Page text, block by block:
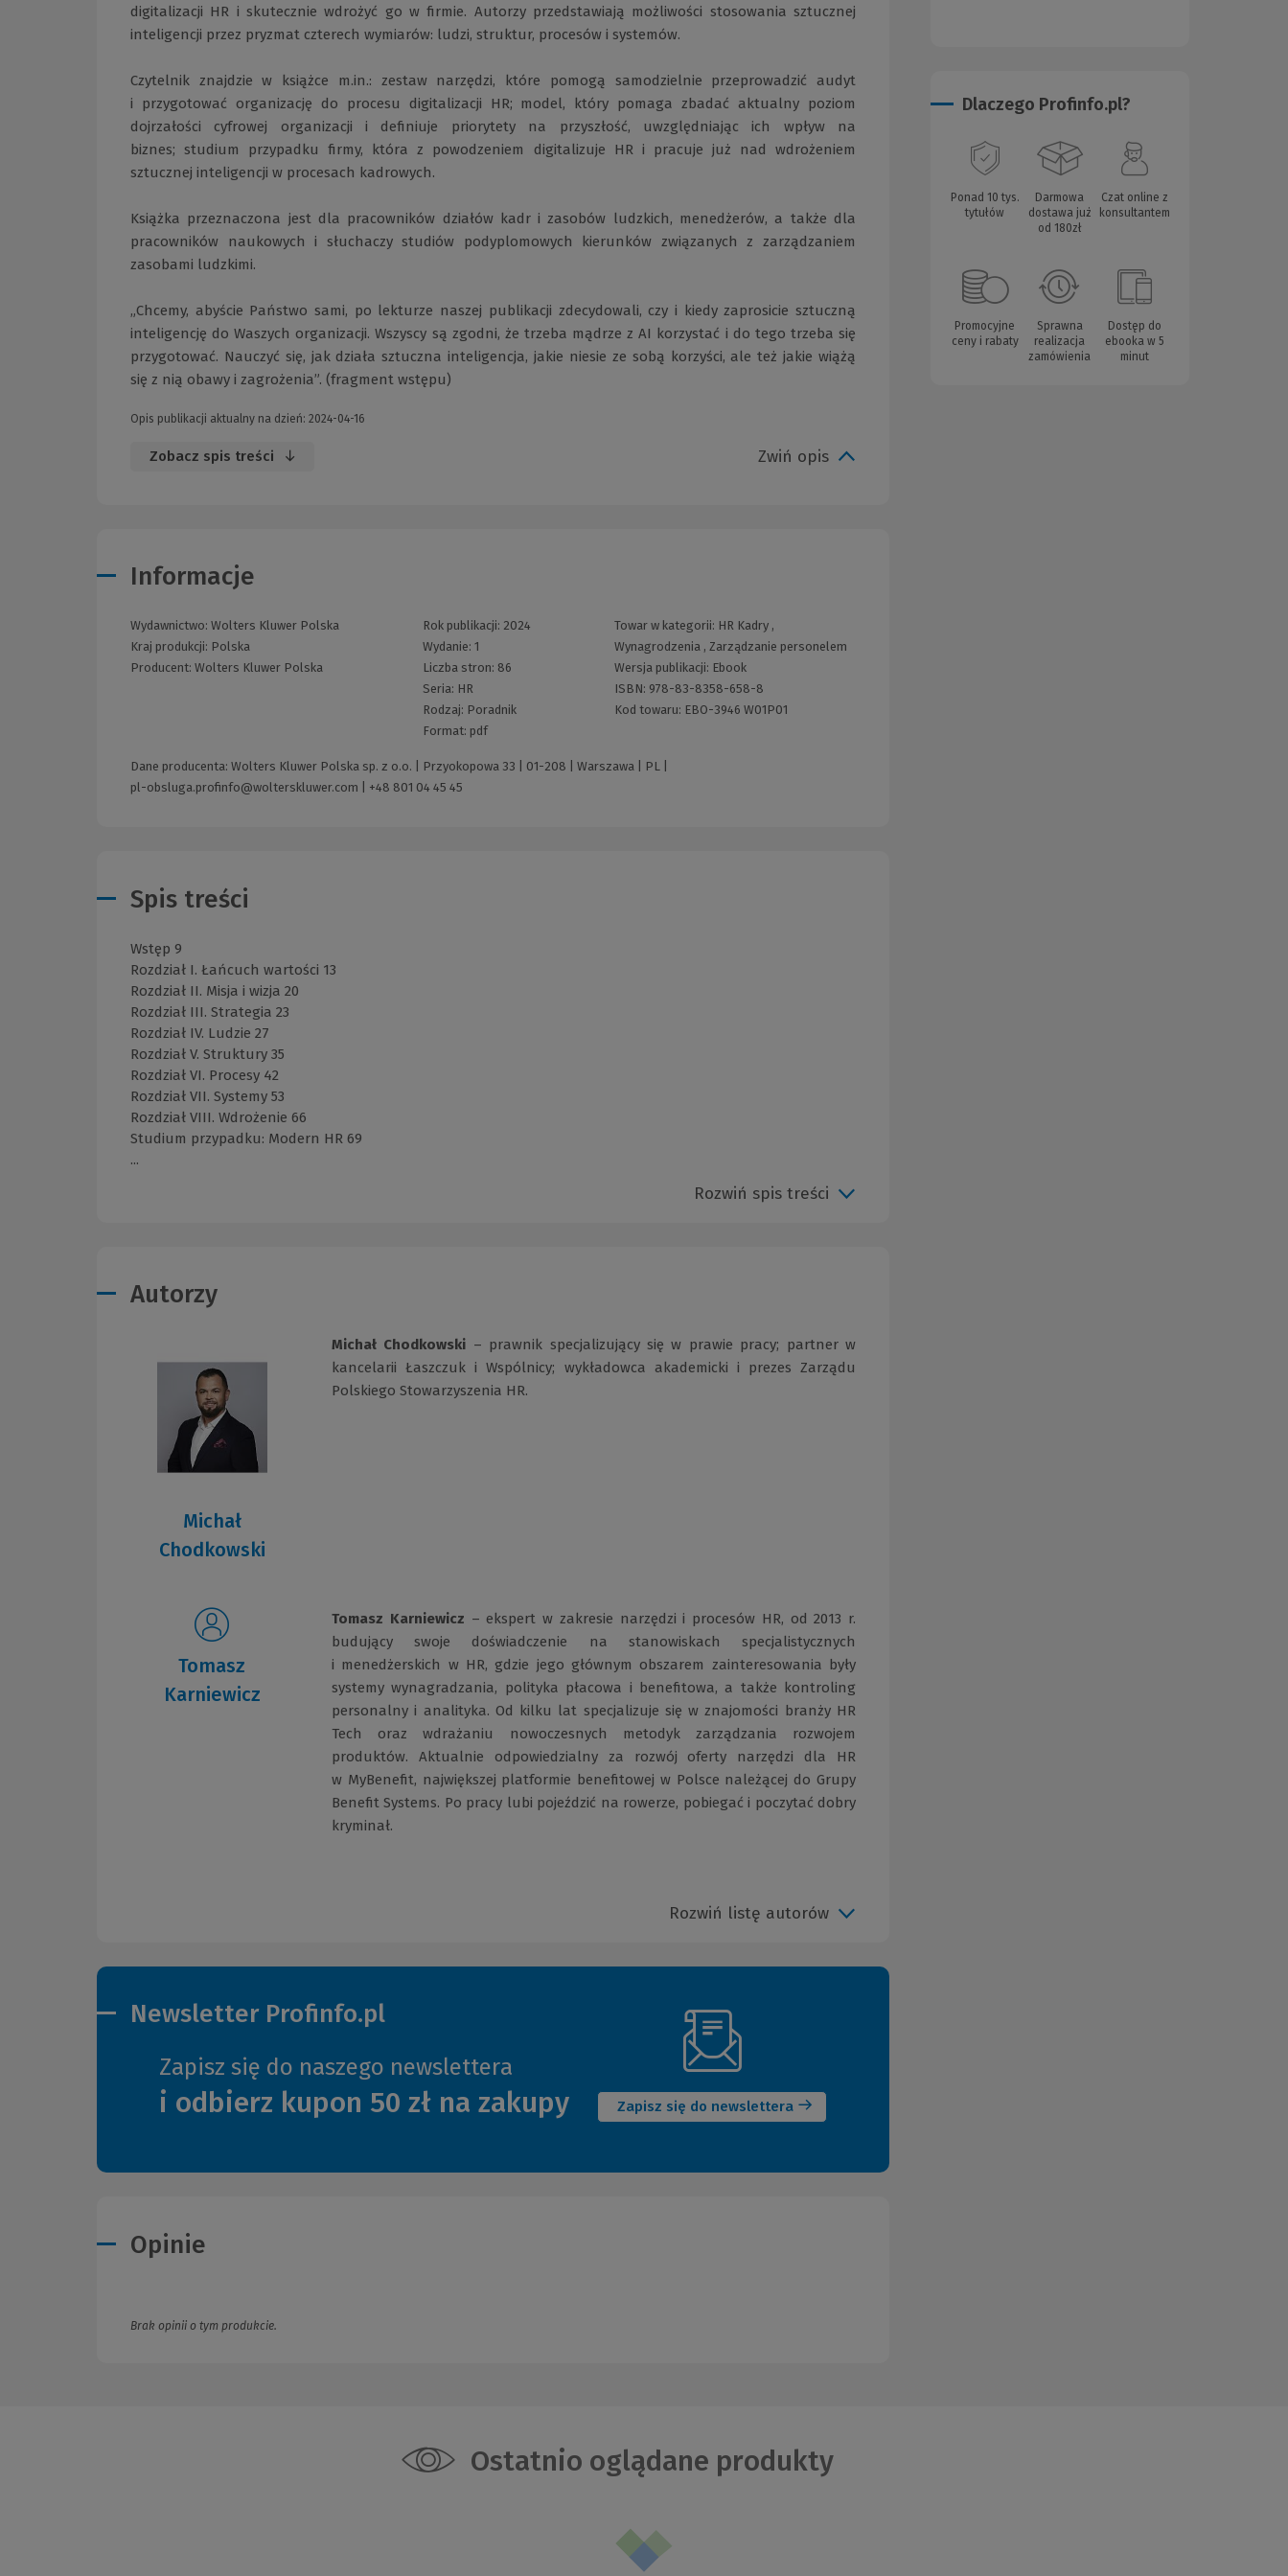
digitalizacji HR i skutecznie wdrożyć go w firmie. Autorzy przedstawiają możliwości stosowania sztucznej
inteligencji przez pryzmat czterech wymiarów: ludzi, struktur, procesów i systemów.
Czytelnik znajdzie w książce m.in.: zestaw narzędzi, które pomogą samodzielnie przeprowadzić audyt
i przygotować organizację do procesu digitalizacji HR; model, który pomaga zbadać aktualny poziom
dojrzałości cyfrowej organizacji i definiuje priorytety na przyszłość, uwzględniając ich wpływ na
biznes; studium przypadku firmy, która z powodzeniem digitalizuje HR i pracuje już nad wdrożeniem
sztucznej inteligencji w procesach kadrowych.
Książka przeznaczona jest dla pracowników działów kadr i zasobów ludzkich, menedżerów, a także dla
pracowników naukowych i słuchaczy studiów podyplomowych kierunków związanych z zarządzaniem
zasobami ludzkimi.
„Chcemy, abyście Państwo sami, po lekturze naszej publikacji zdecydowali, czy i kiedy zaprosicie sztuczną
inteligencję do Waszych organizacji. Wszyscy są zgodni, że trzeba mądrze z AI korzystać i do tego trzeba się
przygotować. Nauczyć się, jak działa sztuczna inteligencja, jakie niesie ze sobą korzyści, ale też jakie wiążą
się z nią obawy i zagrożenia”. (fragment wstępu)
Opis publikacji aktualny na dzień: 2024-04-16
Zobacz spis treści Zwiń opis
Informacje
Wydawnictwo: Wolters Kluwer Polska
Kraj produkcji: Polska
Producent: Wolters Kluwer Polska
Rok publikacji: 2024
Wydanie: 1
Liczba stron: 86
Seria: HR
Rodzaj: Poradnik
Format: pdf
Towar w kategorii: HR Kadry,
Wynagrodzenia, Zarządzanie personelem
Wersja publikacji: Ebook
ISBN: 978-83-8358-658-8
Kod towaru: EBO-3946 W01P01
Dane producenta: Wolters Kluwer Polska sp. z o.o. | Przyokopowa 33 | 01-208 | Warszawa | PL |
pl-obsluga.profinfo@wolterskluwer.com
+48 801 04 45 45
Spis treści
Wstęp 9
Rozdział I. Łańcuch wartości 13
Rozdział II. Misja i wizja 20
Rozdział III. Strategia 23
Rozdział IV. Ludzie 27
Rozdział V. Struktury 35
Rozdział VI. Procesy 42
Rozdział VII. Systemy 53
Rozdział VIII. Wdrożenie 66
Studium przypadku: Modern HR 69
...
Rozwiń spis treści
Autorzy
Michał
Chodkowski
Michał Chodkowski – prawnik specjalizujący się w prawie pracy; partner w
kancelarii Łaszczuk i Wspólnicy; wykładowca akademicki i prezes Zarządu
Polskiego Stowarzyszenia HR.
Tomasz
Karniewicz
Tomasz Karniewicz – ekspert w zakresie narzędzi i procesów HR, od 2013 r.
budujący swoje doświadczenie na stanowiskach specjalistycznych
i menedżerskich w HR, gdzie jego głównym obszarem zainteresowania były
systemy wynagradzania, polityka płacowa i benefitowa, a także kontroling
personalny i analityka. Od kilku lat specjalizuje się w znajomości branży HR
Tech oraz wdrażaniu nowoczesnych metodyk zarządzania rozwojem
produktów. Aktualnie odpowiedzialny za rozwój oferty narzędzi dla HR
w MyBenefit, największej platformie benefitowej w Polsce należącej do Grupy
Benefit Systems. Po pracy lubi pojeździć na rowerze, pobiegać i poczytać dobry
kryminał.
Rozwiń listę autorów
Newsletter Profinfo.pl
Zapisz się do naszego newslettera
i odbierz kupon 50 zł na zakupy Zapisz się do newslettera
okno)
Opinie
Brak opinii o tym produkcie.
Dlaczego Profinfo.pl?
Ponad 10 tys.
tytułów
Darmowa
dostawa już
od 180zł
Czat online z
konsultantem
Promocyjne
ceny i rabaty
Sprawna
realizacja
zamówienia
Dostęp do
ebooka w 5
minut
Ostatnio oglądane produkty